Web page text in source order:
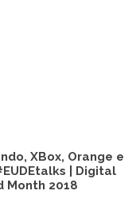
XBox, Orange e
| Digital
Month 2018